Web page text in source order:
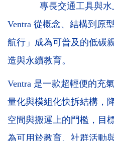
專長交通工具與水上
Ventra 從概念、結構到原
航行」成為可普及的低碳
造與永續教育。
Ventra 是一款超輕便的充
量化與模組化快拆結構，
空間與搬運上的門檻，目
為可用於教育、社群活動